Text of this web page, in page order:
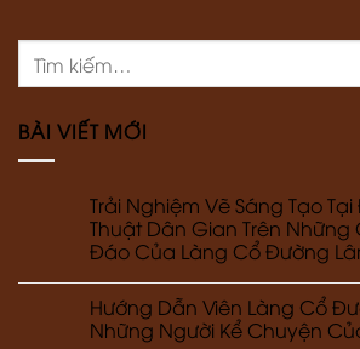
BÀI VIẾT MỚI
Trải Nghiệm Vẽ Sáng Tạo
Thuật Dân Gian Trên
Đáo Của Làng Cổ Đường
Hướng Dẫn Viên Làng Cổ
Những Người Kể Chuyện